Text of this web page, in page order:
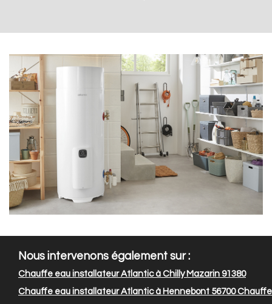
Nous intervenons également sur :
Chauffe eau installateur Atlantic à Chilly Mazarin 91380
Chauffe eau installateur Atlantic à Hennebont 56700Chauffe